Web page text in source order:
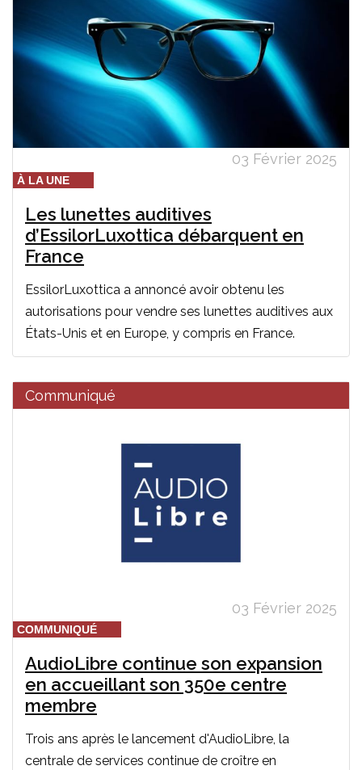
03 Février 2025
À LA UNE
Les lunettes auditives
d’EssilorLuxottica débarquent en
France
EssilorLuxottica a annoncé avoir obtenu les
autorisations pour vendre ses lunettes auditives aux
États-Unis et en Europe, y compris en France.
Communiqué
03 Février 2025
COMMUNIQUÉ
AudioLibre continue son expansion
en accueillant son 350e centre
membre
Trois ans après le lancement d'AudioLibre, la
centrale de services continue de croître en